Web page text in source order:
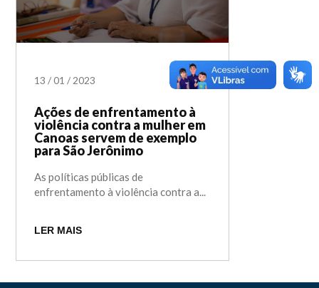
13 /01 /2023
Ações de enfrentamento à
violência contra a mulher em
Canoas servem de exemplo
para São Jerônimo
As políticas públicas de
enfrentamento à violência contra a...
LER MAIS